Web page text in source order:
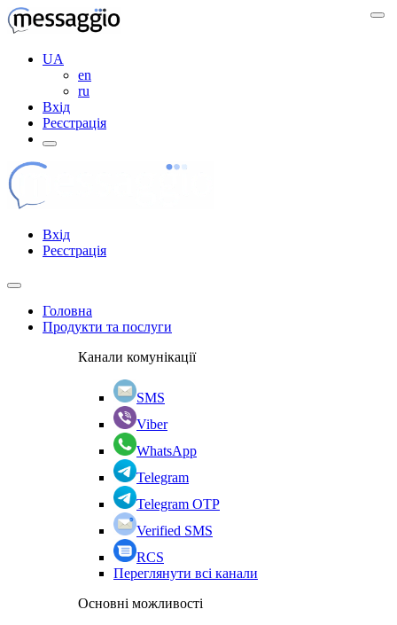
UA
en
ru
Вхід
Реєстрація
Вхід
Реєстрація
Головна
Продукти та послуги
Канали комунікації
SMS
Viber
WhatsApp
Telegram
Telegram OTP
Verified SMS
RCS
Переглянути всі канали
Основні можливості